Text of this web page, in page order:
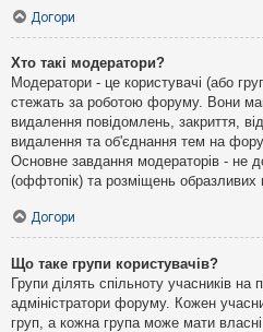
Догори
Хто такі модератори?
Модератори - це користувачі (або
стежать за роботою форуму. Вони
видалення повідомлень, закриття,
видалення та об'єднання тем на
Основне завдання модераторів - не
(оффтопік) та розміщень образливих
Догори
Що таке групи користувачів?
Групи ділять спільноту учасників на
адміністратори форуму. Кожен
груп, а кожна група може мати